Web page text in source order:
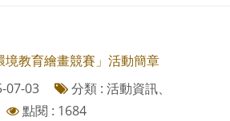
境教育繪畫競賽」活動簡章
07-03
分類 : 活動資訊、
點閱 : 1684